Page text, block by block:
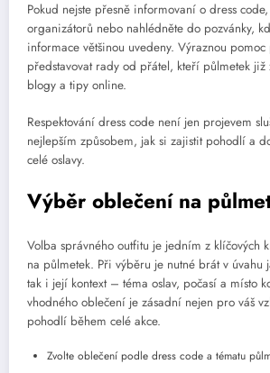
Pokud nejste přesně informovaní o dress
organizátorů nebo nahlédněte do pozvánky,
informace většinou uvedeny. Výraznou pomoc
představovat rady od přátel, kteří půlmetek
blogy a tipy online.
Respektování dress code není jen projevem
nejlepším způsobem, jak si zajistit pohodlí a
celé oslavy.
Výběr oblečení na
Volba správného outfitu je jedním z klíčových
na půlmetek. Při výběru je nutné brát v úvahu
tak i její kontext – téma oslav, počasí a místo
vhodného oblečení je zásadní nejen pro váš
pohodlí během celé akce.
Zvolte oblečení podle dress code a tématu